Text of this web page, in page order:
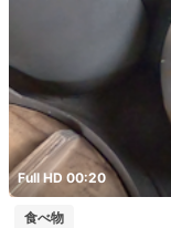
Full HD 00:20
食べ物